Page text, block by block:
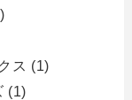
ス (1)
(1)